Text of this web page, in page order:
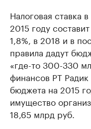
Налоговая ставка
2015 году
1,8%, в 2018 и в
правила дадут
«где-то 300-330
финансов РТ Радик
бюджета на 2015
имущество
18,65 млрд руб.